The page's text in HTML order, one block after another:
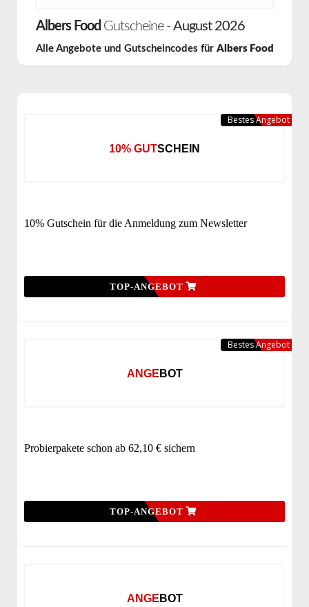
Albers Food Gutscheine - August 2026
Alle Angebote und Gutscheincodes für Albers Food
10% GUTSCHEIN
10% Gutschein für die Anmeldung zum Newsletter
TOP-ANGEBOT
Bestes Angebot
ANGEBOT
Probierpakete schon ab 62,10 € sichern
TOP-ANGEBOT
Bestes Angebot
ANGEBOT